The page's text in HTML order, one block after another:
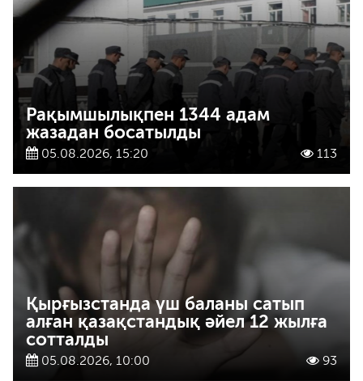
Рақымшылықпен 1344 адам
жазадан босатылды
05.08.2026, 15:20 113
Қырғызстанда үш баланы сатып
алған қазақстандық әйел 12 жылға
сотталды
05.08.2026, 10:00 93